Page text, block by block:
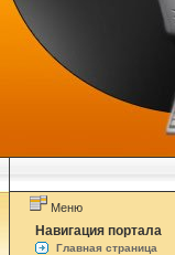
Меню
Навигация портала
Главная страница